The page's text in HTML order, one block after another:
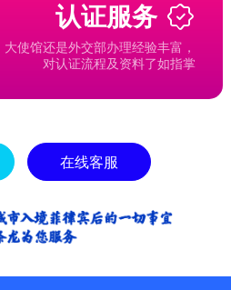
认证服务
使馆还是外交部办理经验丰富，
对认证流程及资料了如指掌
在线客服